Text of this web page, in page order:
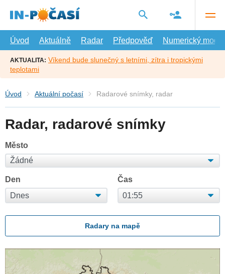
hlavní
Úvod
Aktuálně Radar Předpověď Numerický model
AKTUALITA: Víkend bude slunečný s letními, zítra i tropickými
teplotami
Úvod Aktuální počasí Radarové snímky, radar
Radar, radarové snímky
Město
Den Čas
Radary na mapě